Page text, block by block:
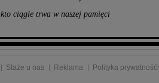
kto ciągle trwa w naszej pamięci
Staże u nas Reklama Polityka prywatnośći